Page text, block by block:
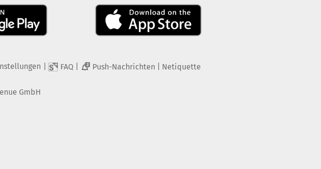
FAQ 2 Push-Nachrichten Netiquette
GmbH